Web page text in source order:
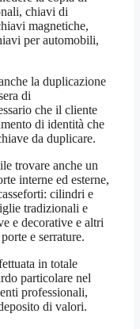
chiavi di
magnetiche,
per automobili,
la duplicazione
di
che il cliente
di identità che
da duplicare.
trovare anche un
interne ed esterne,
cilindri e
tradizionali e
e decorative e altri
e serrature.
in totale
particolare nel
professionali,
di valori.